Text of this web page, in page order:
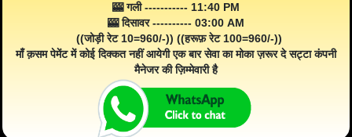
🎰 गली ----------- 11:40 PM
🎰 दिसावर ---------- 03:00 AM
((जोड़ी रेट 10=960/-)) ((हरूफ़ रेट 100=960/-))
माँ क़सम पेमेंट में कोई दिक्कत नहीं आयेगी एक बार सेवा का मोका ज़रूर दे सट्टा कंपनी
मैनेजर की ज़िम्मेवारी है